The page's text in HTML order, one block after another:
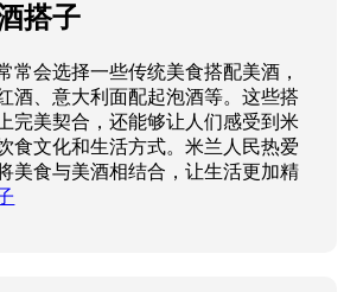
搭子
常会选择一些传统美食搭配美酒，
酒、意大利面配起泡酒等。这些搭
完美契合，还能够让人们感受到米
食文化和生活方式。米兰人民热爱
美食与美酒相结合，让生活更加精